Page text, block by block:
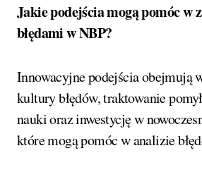
Jakie podejścia mogą pomóc w
błędami w NBP?
Innowacyjne podejścia obejmują
kultury błędów, traktowanie
nauki oraz inwestycję w
które mogą pomóc w analizie